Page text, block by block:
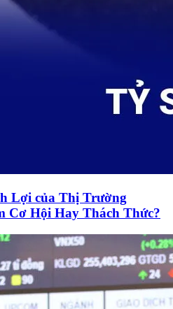
Lợi của Thị Trường
Cơ Hội Hay Thách Thức?